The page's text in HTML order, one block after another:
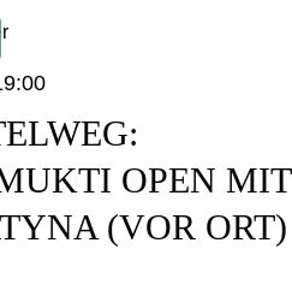
OPEN MIT
(VOR ORT)